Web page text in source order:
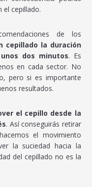
el cepillado.
de los
cepillado la duración
dos minutos. Es
en cada sector. No
pero si es importante
resultados.
el cepillo desde la
. Así conseguirás retirar
el movimiento
la suciedad hacia la
del cepillado no es la